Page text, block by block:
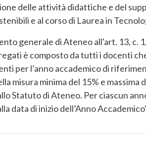
delle attività didattiche e del
e al corso di Laurea in
generale di Ateneo all'art. 13, c.
è composto da tutti i docenti
per l’anno accademico di
misura minima del 15% e
Statuto di Ateneo. Per ciascun
data di inizio dell’Anno